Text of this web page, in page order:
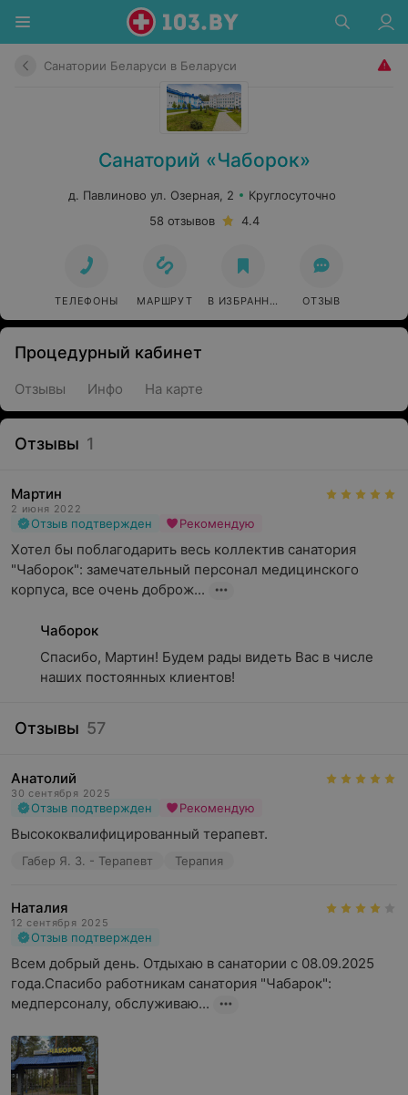
Санатории Беларуси в Беларуси
Санаторий «Чаборок»
д. Павлиново ул. Озерная, 2
Круглосуточно
58 отзывов
4.4
ТЕЛЕФОНЫ МАРШРУТ В ИЗБРАННОЕ ОТЗЫВ
Процедурный кабинет
Отзывы Инфо На карте
Отзывы 1
Мартин
2 июня 2022
Отзыв подтвержден Рекомендую
Хотел бы поблагодарить весь коллектив санатория
"Чаборок": замечательный персонал медицинского
корпуса, все очень доброж...
Чаборок
Спасибо, Мартин! Будем рады видеть Вас в числе
наших постоянных клиентов!
Отзывы 57
Анатолий
30 сентября 2025
Отзыв подтвержден Рекомендую
Высококвалифицированный терапевт.
Габер Я. З. - Терапевт Терапия
Наталия
12 сентября 2025
Отзыв подтвержден
Всем добрый день. Отдыхаю в санатории с 08.09.2025
года.Спасибо работникам санатория "Чабарок":
медперсоналу, обслуживаю...